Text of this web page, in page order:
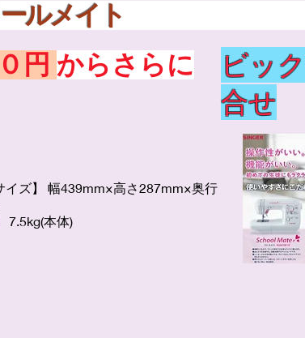
10 スクー
円 からさらに
ビッ
合せ
イズ】 幅439mm×高さ287mm×奥行
7.5kg(本体)